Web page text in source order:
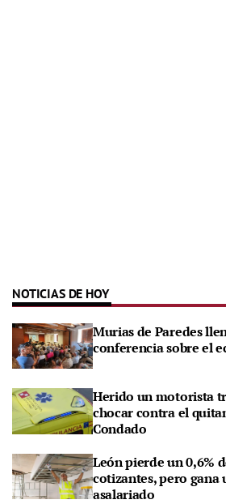
NOTICIAS DE HOY
Murias de Paredes
conferencia sobre el
Herido un motorista
chocar contra el
Condado
León pierde un 0,6%
cotizantes, pero gana
asalariado